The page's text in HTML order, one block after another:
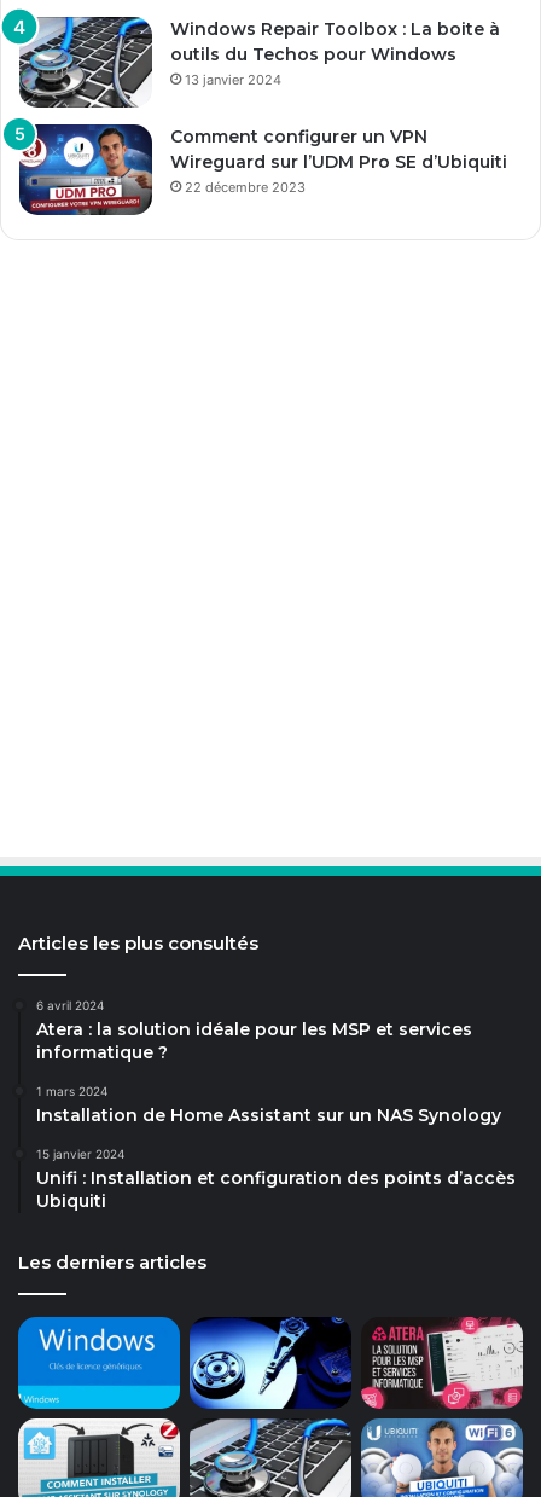
Windows Repair Toolbox : La boite à
outils du Techos pour Windows
13 janvier 2024
Comment configurer un VPN
Wireguard sur l’UDM Pro SE d’Ubiquiti
22 décembre 2023
Articles les plus consultés
6 avril 2024
Atera : la solution idéale pour les MSP et services
informatique ?
1 mars 2024
Installation de Home Assistant sur un NAS Synology
15 janvier 2024
Unifi : Installation et configuration des points d’accès
Ubiquiti
Les derniers articles